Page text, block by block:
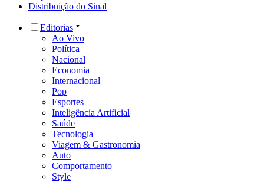
Distribuição do Sinal
Editorias
Ao Vivo
Política
Nacional
Economia
Internacional
Pop
Esportes
Inteligência Artificial
Saúde
Tecnologia
Viagem & Gastronomia
Auto
Comportamento
Style